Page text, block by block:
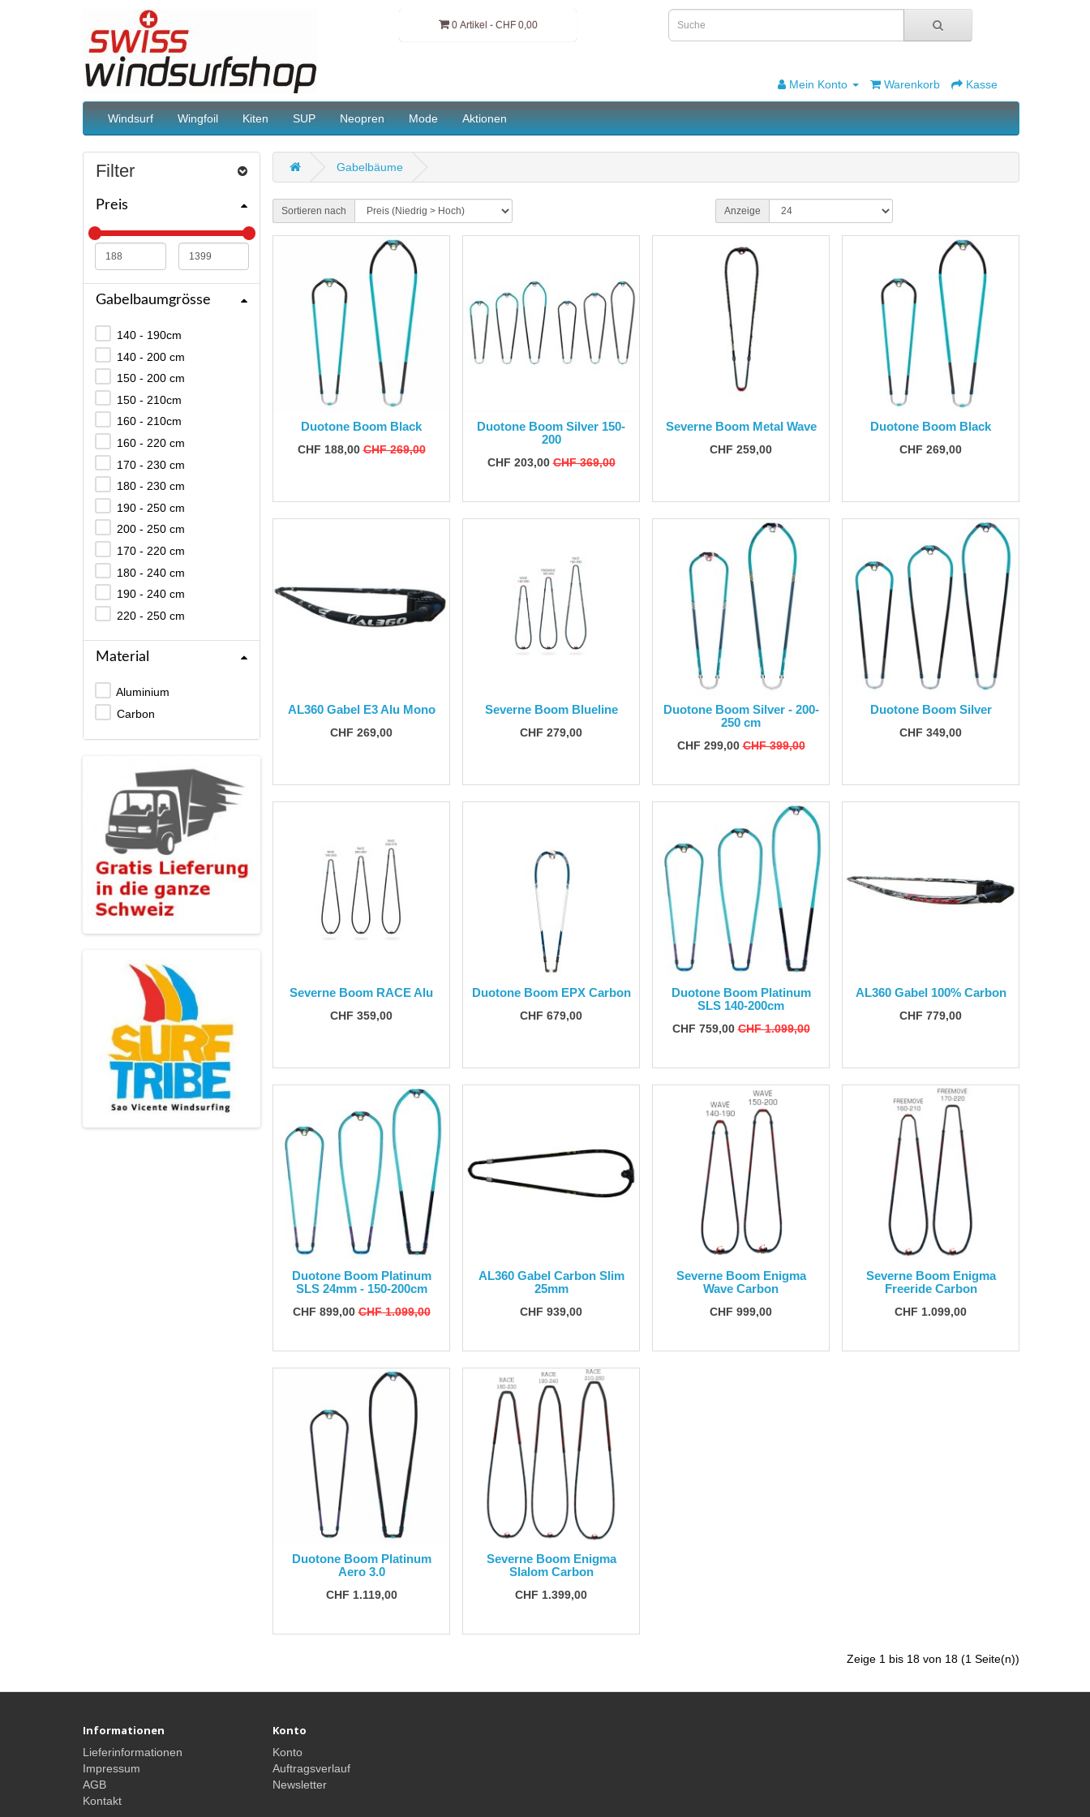
0 Artikel - CHF 0,00
Mein Konto Warenkorb Kasse
Windsurf Wingfoil Kiten SUP Neopren Mode Aktionen
Filter
Preis
Gabelbaumgrösse
140 - 190cm
140 - 200 cm
150 - 200 cm
150 - 210cm
160 - 210cm
160 - 220 cm
170 - 230 cm
180 - 230 cm
190 - 250 cm
200 - 250 cm
170 - 220 cm
180 - 240 cm
190 - 240 cm
220 - 250 cm
Material
Aluminium
Carbon
Gabelbäume
Sortieren nach Anzeige
Duotone Boom Black
CHF 188,00 CHF 269,00
Duotone Boom Silver 150-
200
CHF 203,00 CHF 369,00
Severne Boom Metal Wave
CHF 259,00
Duotone Boom Black
CHF 269,00
AL360 Gabel E3 Alu Mono
CHF 269,00
Severne Boom Blueline
CHF 279,00
Duotone Boom Silver - 200-
250 cm
CHF 299,00 CHF 399,00
Duotone Boom Silver
CHF 349,00
Severne Boom RACE Alu
CHF 359,00
Duotone Boom EPX Carbon
CHF 679,00
Duotone Boom Platinum
SLS 140-200cm
CHF 759,00 CHF 1.099,00
AL360 Gabel 100% Carbon
CHF 779,00
Duotone Boom Platinum
SLS 24mm - 150-200cm
CHF 899,00 CHF 1.099,00
AL360 Gabel Carbon Slim
25mm
CHF 939,00
Severne Boom Enigma
Wave Carbon
CHF 999,00
Severne Boom Enigma
Freeride Carbon
CHF 1.099,00
Duotone Boom Platinum
Aero 3.0
CHF 1.119,00
Severne Boom Enigma
Slalom Carbon
CHF 1.399,00
Zeige 1 bis 18 von 18 (1 Seite(n))
Informationen
Lieferinformationen
Impressum
AGB
Kontakt
Konto
Konto
Auftragsverlauf
Newsletter